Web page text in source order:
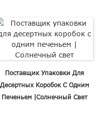
Поставщик Упаковки Для
Десертных Коробок С Одним
Печеньем |Солнечный Свет